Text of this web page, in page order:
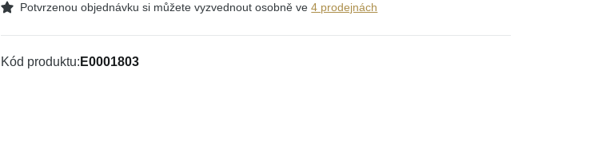
Potvrzenou objednávku si můžete vyzvednout osobně ve4 prodejnách
Kód produktu E0001803